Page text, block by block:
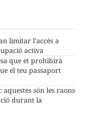
limitar l'accés a
activa
que et prohibirà
el teu passaport
són les raons
durant la